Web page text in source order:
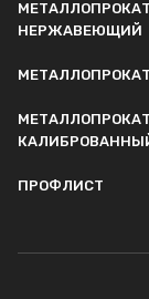
МЕТАЛЛОПРОКАТ
НЕРЖАВЕЮЩИЙ
МЕТАЛЛОПРОКАТ
ПРОФЛИСТ